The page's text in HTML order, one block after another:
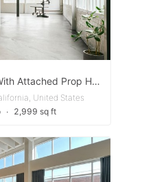
Gorgeous Daylight Studio With Attached Prop House (Hot Set Props)
United States
∙ 2,999 sq ft